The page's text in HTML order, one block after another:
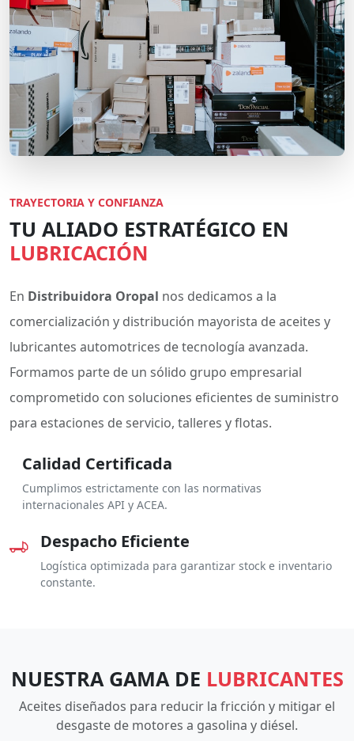
TRAYECTORIA Y CONFIANZA
TU ALIADO ESTRATÉGICO EN
LUBRICACIÓN
En Distribuidora Oropal nos dedicamos a la
comercialización y distribución mayorista de aceites y
lubricantes automotrices de tecnología avanzada.
Formamos parte de un sólido grupo empresarial
comprometido con soluciones eficientes de suministro
para estaciones de servicio, talleres y flotas.
Calidad Certificada
Cumplimos estrictamente con las normativas
internacionales API y ACEA.
Despacho Eficiente
Logística optimizada para garantizar stock e inventario
constante.
NUESTRA GAMA DE LUBRICANTES
Aceites diseñados para reducir la fricción y mitigar el
desgaste de motores a gasolina y diésel.